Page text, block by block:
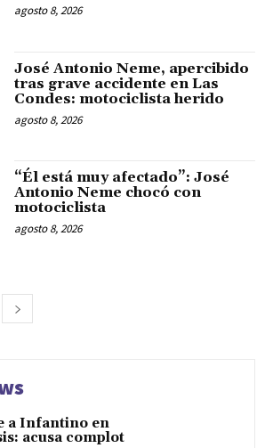
agosto 8, 2026
José Antonio Neme, apercibido
tras grave accidente en Las
Condes: motociclista herido
agosto 8, 2026
“Él está muy afectado”: José
Antonio Neme chocó con
motociclista
agosto 8, 2026
a Infantino en
acusa complot